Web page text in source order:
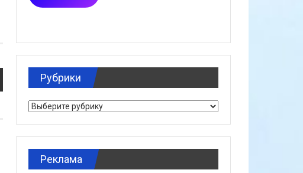
Рубрики
Рубрики
Реклама